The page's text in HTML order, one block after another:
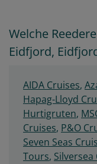
Welche
Eidfjord,
AIDA Cruises,
Hapag-Lloyd
Hurtigruten,
Cruises, P&O
Seven Seas
Tours, Silversea